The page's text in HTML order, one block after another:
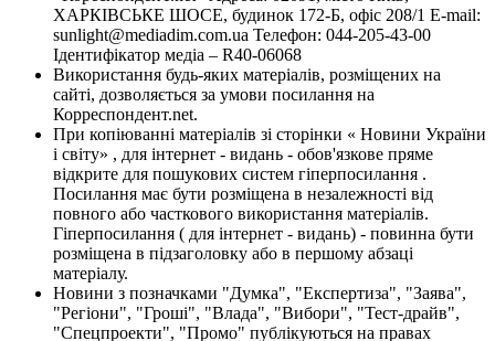
ХАРКІВСЬКЕ ШОСЕ, будинок 172-Б, офіс 208/1 E-mail:
sunlight@mediadim.com.ua Телефон: 044-205-43-00
Ідентифікатор медіа – R40-06068
Використання будь-яких матеріалів, розміщених на
сайті, дозволяється за умови посилання на
Корреспондент.net.
При копіюванні матеріалів зі сторінки « Новини України
і світу» , для інтернет - видань - обов'язкове пряме
відкрите для пошукових систем гіперпосилання .
Посилання має бути розміщена в незалежності від
повного або часткового використання матеріалів.
Гіперпосилання ( для інтернет - видань) - повинна бути
розміщена в підзаголовку або в першому абзаці
матеріалу.
Новини з позначками "Думка", "Експертиза", "Заява",
"Регіони", "Гроші", "Влада", "Вибори", "Тест-драйв",
"Спецпроекти", "Промо" публікуються на правах